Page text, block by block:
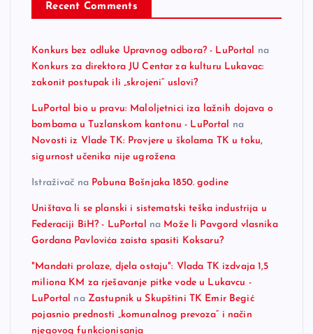
Recent Comments
Konkurs bez odluke Upravnog odbora? - LuPortal
na
Konkurs za direktora JU Centar za kulturu Lukavac:
zakonit postupak ili „skrojeni“ uslovi?
LuPortal bio u pravu: Maloljetnici iza lažnih dojava o
bombama u Tuzlanskom kantonu - LuPortal na
Novosti iz Vlade TK: Provjere u školama TK u toku,
sigurnost učenika nije ugrožena
Istraživač na Pobuna Bošnjaka 1850. godine
Uništava li se planski i sistematski teška industrija u
Federaciji BiH? - LuPortal na Može li Pavgord vlasnika
Gordana Pavlovića zaista spasiti Koksaru?
"Mandati prolaze, djela ostaju": Vlada TK izdvaja 1,5
miliona KM za rješavanje pitke vode u Lukavcu -
LuPortal na Zastupnik u Skupštini TK Emir Begić
pojasnio prednosti „komunalnog prevoza“ i način
njegovog funkcionisanja